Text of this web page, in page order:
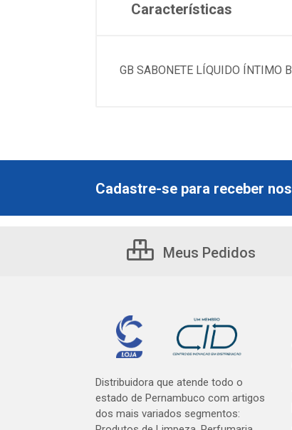
Características
GB SABONETE LÍQUIDO ÍNTIMO
Cadastre-se para receber
Meus Pedidos
Distribuidora que atende todo o
estado de Pernambuco com artigos
dos mais variados segmentos: